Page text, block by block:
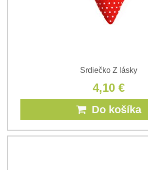
Srdiečko Z lásky
4,10 €
Do košíka